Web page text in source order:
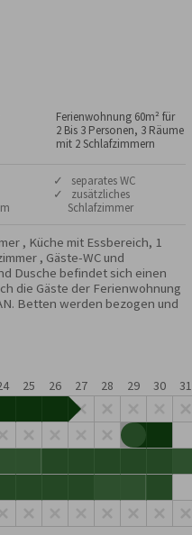
Ferienwohnung 60m² für
2 Bis 3 Personen, 3 Räume
mit 2 Schlafzimmern
✓ separates WC
✓ zusätzliches
Schlafzimmer
, Küche mit Essbereich, 1
, Gäste-WC und
Dusche befindet sich einen
die Gäste der Ferienwohnung
Betten werden bezogen und
25 26 27 28 29 30
31